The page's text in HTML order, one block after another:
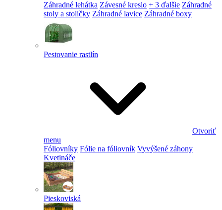
Záhradné lehátka Závesné kreslo + 3 ďalšie Záhradné
stoly a stoličky Záhradné lavice Záhradné boxy
Pestovanie rastlín
Otvoriť
menu
Fóliovníky Fólie na fóliovník Vyvýšené záhony
Kvetináče
Pieskoviská